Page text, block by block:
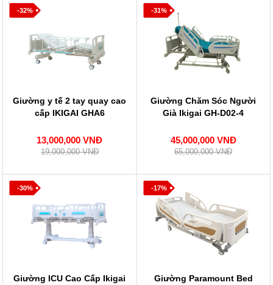
-32%
Giường y tế 2 tay quay cao
cấp IKIGAI GHA6
13,000,000 VNĐ
19,000,000 VNĐ
-31%
Giường Chăm Sóc Người
Già Ikigai GH-D02-4
45,000,000 VNĐ
65,000,000 VNĐ
-30%
Giường ICU Cao Cấp Ikigai
-17%
Giường Paramount Bed